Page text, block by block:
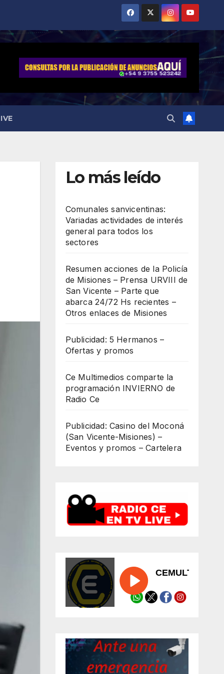
Lo más leído
Comunales sanvicentinas:
Variadas actividades de interés
general para todos los
sectores
Resumen acciones de la Policía
de Misiones – Prensa URVIII de
San Vicente – Parte que
abarca 24/72 Hs recientes –
Otros enlaces de Misiones
Publicidad: 5 Hermanos –
Ofertas y promos
Ce Multimedios comparte la
programación INVIERNO de
Radio Ce
Publicidad: Casino del Moconá
(San Vicente-Misiones) –
Eventos y promos – Cartelera